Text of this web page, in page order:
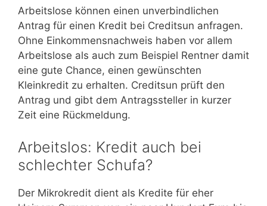
Arbeitslose können einen unverbindlichen
Antrag für einen Kredit bei Creditsun anfragen.
Ohne Einkommensnachweis haben vor allem
Arbeitslose als auch zum Beispiel Rentner damit
eine gute Chance, einen gewünschten
Kleinkredit zu erhalten. Creditsun prüft den
Antrag und gibt dem Antragssteller in kurzer
Zeit eine Rückmeldung.
Arbeitslos: Kredit auch bei
schlechter Schufa?
Der Mikrokredit dient als Kredite für eher